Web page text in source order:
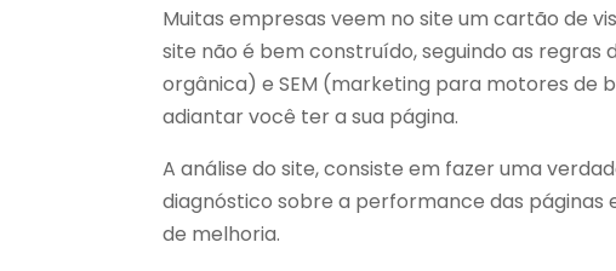
Muitas empresas veem no site um cartão de
site não é bem construído, seguindo as regras
orgânica) e SEM (marketing para motores de
adiantar você ter a sua página.
A análise do site, consiste em fazer uma
diagnóstico sobre a performance das
de melhoria.